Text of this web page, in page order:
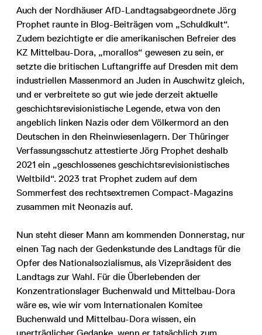
Auch der Nordhäuser AfD-Landtagsabgeordnete Jörg
Prophet raunte in Blog-Beiträgen vom „Schuldkult“.
Zudem bezichtigte er die amerikanischen Befreier des
KZ Mittelbau-Dora, „morallos“ gewesen zu sein, er
setzte die britischen Luftangriffe auf Dresden mit dem
industriellen Massenmord an Juden in Auschwitz gleich,
und er verbreitete so gut wie jede derzeit aktuelle
geschichtsrevisionistische Legende, etwa von den
angeblich linken Nazis oder dem Völkermord an den
Deutschen in den Rheinwiesenlagern. Der Thüringer
Verfassungsschutz attestierte Jörg Prophet deshalb
2021 ein „geschlossenes geschichtsrevisionistisches
Weltbild“. 2023 trat Prophet zudem auf dem
Sommerfest des rechtsextremen Compact-Magazins
zusammen mit Neonazis auf.
Nun steht dieser Mann am kommenden Donnerstag, nur
einen Tag nach der Gedenkstunde des Landtags für die
Opfer des Nationalsozialismus, als Vizepräsident des
Landtags zur Wahl. Für die Überlebenden der
Konzentrationslager Buchenwald und Mittelbau-Dora
wäre es, wie wir vom Internationalen Komitee
Buchenwald und Mittelbau-Dora wissen, ein